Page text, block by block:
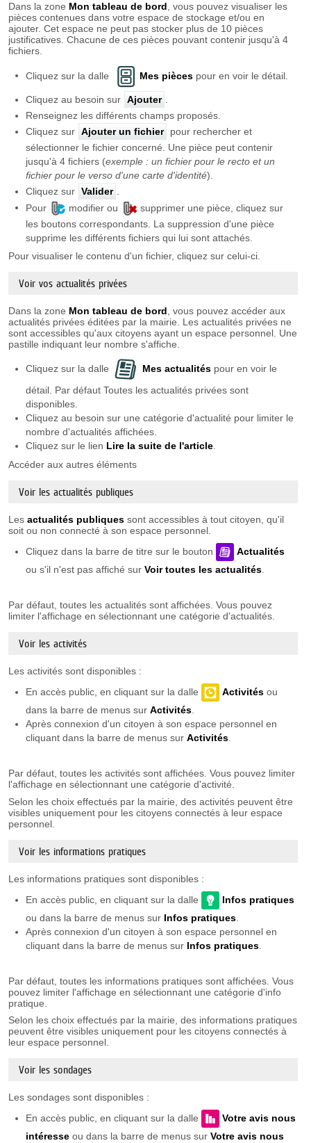
Dans la zone Mon tableau de bord, vous pouvez visualiser les
pièces contenues dans votre espace de stockage et/ou en
ajouter. Cet espace ne peut pas stocker plus de 10 pièces
justificatives. Chacune de ces pièces pouvant contenir jusqu'à 4
fichiers.
Cliquez sur la dalle Mes piècespour en voir le détail.
Cliquez au besoin sur Ajouter
Renseignez les différents champs proposés.
Cliquez sur Ajouter un fichier
pour rechercher et
sélectionner le fichier concerné. Une pièce peut contenir
jusqu'à 4 fichiers (exemple : un fichier pour le recto et un
fichier pour le verso d'une carte d'identité).
Cliquez sur Valider
Pour
modifier ou
supprimer une pièce, cliquez sur
les boutons correspondants. La suppression d'une pièce
supprime les différents fichiers qui lui sont attachés.
Pour visualiser le contenu d'un fichier, cliquez sur celui-ci.
Voir vos actualités privées
Dans la zone Mon tableau de bord , vous pouvez accéder aux
actualités privées éditées par la mairie. Les actualités privées ne
sont accessibles qu'aux citoyens ayant un espace personnel. Une
pastille indiquant leur nombre s'affiche.
Cliquez sur la dalle Mes actualitéspour en voir le
détail. Par défaut Toutes les actualités privées sont
disponibles.
Cliquez au besoin sur une catégorie d'actualité pour limiter le
nombre d'actualités affichées.
Cliquez sur le lien Lire la suite de l'article.
Accéder aux autres éléments
Voir les actualités publiques
Les actualités publiquessont accessibles à tout citoyen, qu'il
soit ou non connecté à son espace personnel.
Cliquez dans la barre de titre sur le bouton
Actualités
ou s'il n'est pas affiché sur Voir toutes les actualités.
Par défaut, toutes les actualités sont affichées. Vous pouvez
limiter l'affichage en sélectionnant une catégorie d'actualités.
Voir les activités
Les activités sont disponibles :
En accès public, en cliquant sur la dalle
Activitésou
dans la barre de menus sur Activités.
Après connexion d'un citoyen à son espace personnel en
cliquant dans la barre de menus sur Activités.
Par défaut, toutes les activités sont affichées. Vous pouvez limiter
l'affichage en sélectionnant une catégorie d'activité.
Selon les choix effectués par la mairie, des activités peuvent être
visibles uniquement pour les citoyens connectés à leur espace
personnel.
Voir les informations pratiques
Les informations pratiques sont disponibles :
En accès public, en cliquant sur la dalle
Infos pratiques
ou dans la barre de menus sur Infos pratiques.
Après connexion d'un citoyen à son espace personnel en
cliquant dans la barre de menus sur Infos pratiques.
Par défaut, toutes les informations pratiques sont affichées. Vous
pouvez limiter l'affichage en sélectionnant une catégorie d'info
pratique.
Selon les choix effectués par la mairie, des informations pratiques
peuvent être visibles uniquement pour les citoyens connectés à
leur espace personnel.
Voir les sondages
Les sondages sont disponibles :
En accès public, en cliquant sur la dalle
Votre avis nous
intéresseou dans la barre de menus sur Votre avis nous